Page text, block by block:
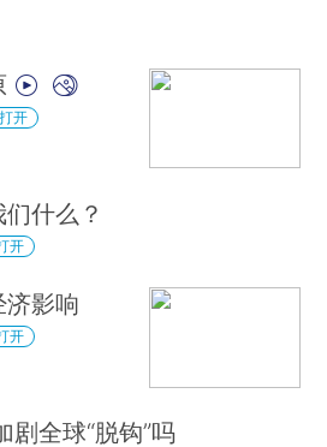
开
什么？
开
影响
开
全球“脱钩”吗